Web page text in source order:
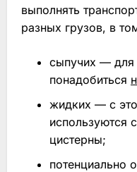
выполнять
разных грузов, в
сыпучих — для
понадобиться
жидких — с
используются
цистерны;
потенциально